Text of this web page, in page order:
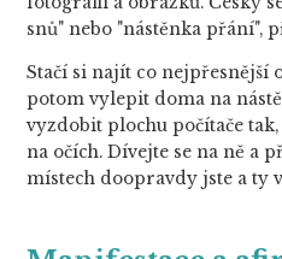
snů" nebo "nástěnka přání",
Stačí si najít co nejpřesnější
potom vylepit doma na
vyzdobit plochu počítače
na očích. Dívejte se na ně a
místech doopravdy jste a ty